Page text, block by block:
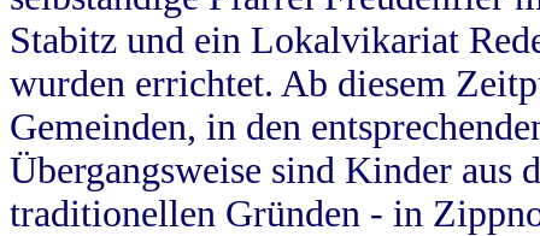
Stabitz und ein Lokalvikariat
wurden errichtet. Ab diesem
Gemeinden, in den
Übergangsweise sind Kinder aus
traditionellen Gründen - in